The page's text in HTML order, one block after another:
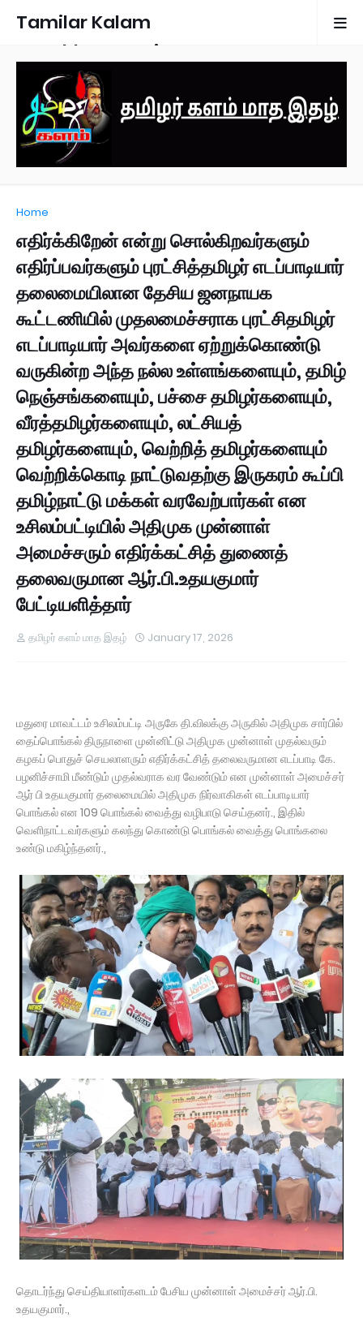
Tamilar Kalam
Monthly Magazine
Home
எதிர்க்கிறேன் என்று சொல்கிறவர்களும்
எதிர்ப்பவர்களும் புரட்சித்தமிழர் எடப்பாடியார்
தலைமையிலான தேசிய ஜனநாயக
கூட்டணியில் முதலமைச்சராக புரட்சிதமிழர்
எடப்பாடியார் அவர்களை ஏற்றுக்கொண்டு
வருகின்ற அந்த நல்ல உள்ளங்களையும், தமிழ்
நெஞ்சங்களையும், பச்சை தமிழர்களையும்,
வீரத்தமிழர்களையும், லட்சியத்
தமிழர்களையும், வெற்றித் தமிழர்களையும்
வெற்றிக்கொடி நாட்டுவதற்கு இருகரம் கூப்பி
தமிழ்நாட்டு மக்கள் வரவேற்பார்கள் என
உசிலம்பட்டியில் அதிமுக முன்னாள்
அமைச்சரும் எதிர்க்கட்சித் துணைத்
தலைவருமான ஆர்.பி.உதயகுமார்
பேட்டியளித்தார்
தமிழர் களம் மாத இதழ் January 17, 2026
மதுரை மாவட்டம் உசிலம்பட்டி அருகே தி.விலக்கு அருகில் அதிமுக சார்பில்
தைப்பொங்கல் திருநாளை முன்னிட்டு அதிமுக முன்னாள் முதல்வரும்
கழகப் பொதுச் செயலாளரும் எதிர்க்கட்சித் தலைவருமான எடப்பாடி கே.
பழனிச்சாமி மீண்டும் முதல்வராக வர வேண்டும் என முன்னாள் அமைச்சர்
ஆர் பி உதயகுமார் தலைமையில் அதிமுக நிர்வாகிகள் எடப்பாடியார்
பொங்கல் என 109 பொங்கல் வைத்து வழிபாடு செய்தனர்., இதில்
வெளிநாட்டவர்களும் கலந்து கொண்டு பொங்கல் வைத்து பொங்கலை
உண்டு மகிழ்ந்தனர்.,
தொடர்ந்து செய்தியாளர்களடம் பேசிய முன்னாள் அமைச்சர் ஆர்.பி.
உதயகுமார்.,